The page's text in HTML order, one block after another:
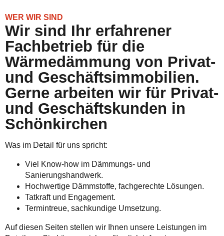
WER WIR SIND
Wir sind Ihr erfahrener
Fachbetrieb für die
Wärmedämmung von Privat-
und Geschäftsimmobilien.
Gerne arbeiten wir für Privat-
und Geschäftskunden in
Schönkirchen
Was im Detail für uns spricht:
Viel Know-how im Dämmungs- und
Sanierungshandwerk.
Hochwertige Dämmstoffe, fachgerechte Lösungen.
Tatkraft und Engagement.
Termintreue, sachkundige Umsetzung.
Auf diesen Seiten stellen wir Ihnen unsere Leistungen im